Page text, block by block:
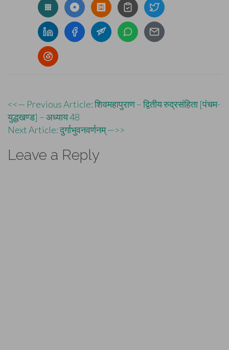
Post
navigation
<<— Previous Article: शिवमहापुराण – द्वितीय रुद्रसंहिता [पंचम-
युद्धखण्ड] – अध्याय 48
Next Article: दुर्गाभुवनवर्णनम् —>>
Leave a Reply